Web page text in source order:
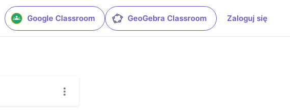
Google Classroom GeoGebra Classroom Zaloguj się